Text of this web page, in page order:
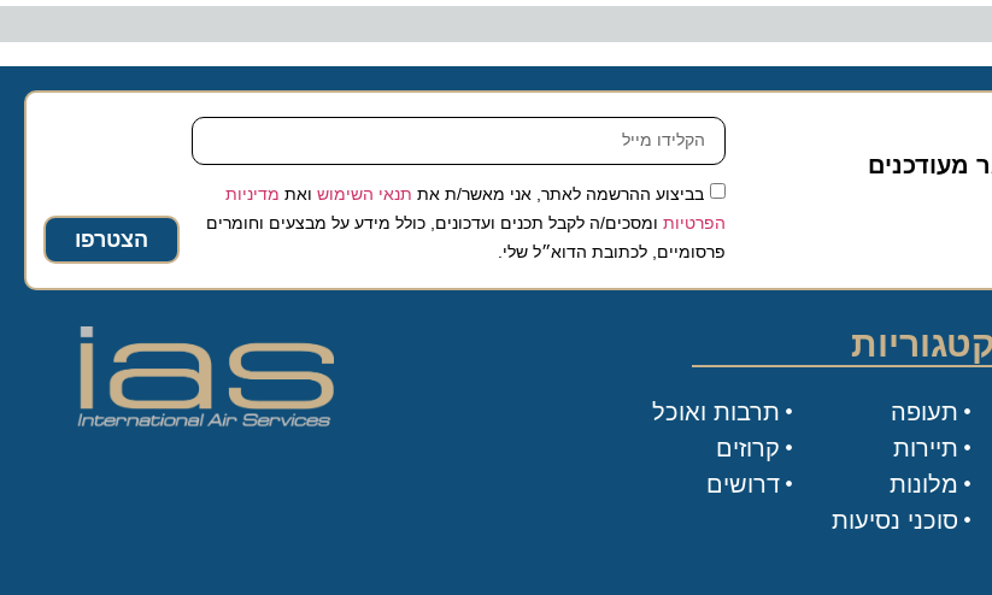
בביצוע ההרשמה לאתר, אני מאשר/ת אתתנאי השימושואת מדיניות
הפרטיותומסכים/ה לקבל תכנים ועדכונים, כולל מידע על מבצעים וחומרים
פרסומיים, לכתובת הדוא״ל שלי.
הצטרפו
תעופה
תיירות
מלונות
סוכני נסיעות
תרבות ואוכל
קרוזים
דרושים